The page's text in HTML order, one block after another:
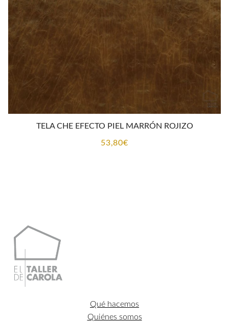
TELA CHE EFECTO PIEL MARRÓN ROJIZO
53,80€
Qué hacemos
Quiénes somos